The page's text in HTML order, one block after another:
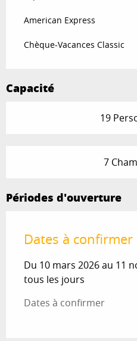
American Express
Chèque-Vacances Classic
Capacité
19
7
Périodes d'ouverture
Dates à confirmer
Du 10 mars 2026 au 11
tous les jours
Dates à confirmer